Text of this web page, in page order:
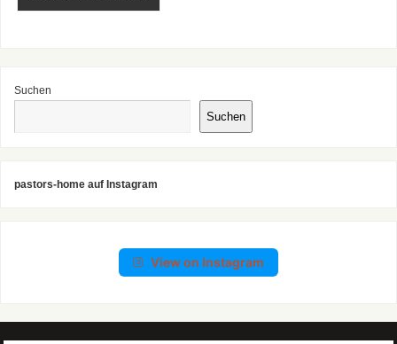
Suchen
Suchen
pastors-home auf Instagram
View on Instagram